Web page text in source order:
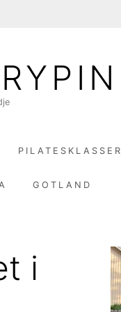
PILATESKLASSER
GOTLAND
i